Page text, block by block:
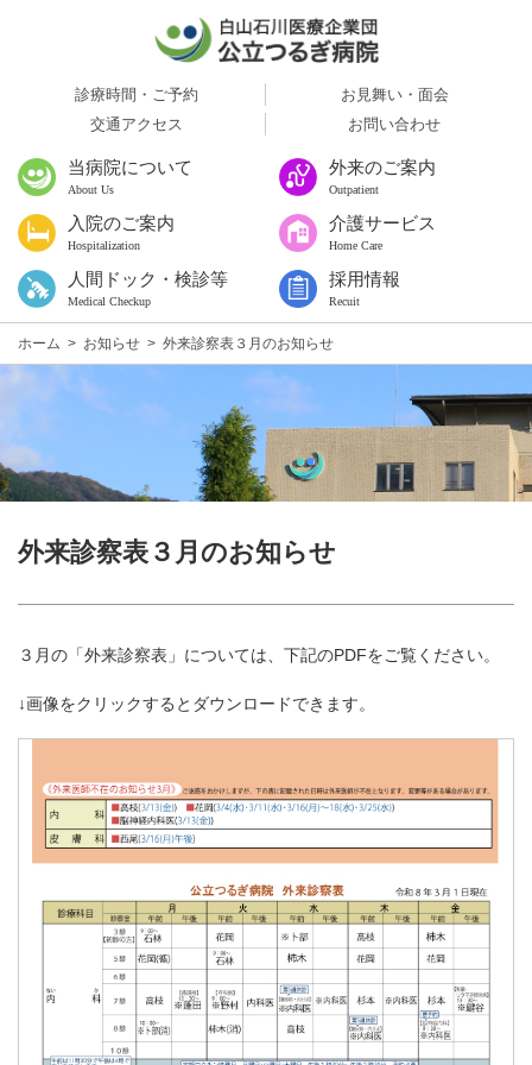
診療時間・ご予約
お見舞い・面会
交通アクセス
お問い合わせ
当病院について
About Us
外来のご案内
Outpatient
入院のご案内
Hospitalization
介護サービス
Home Care
人間ドック・検診等
Medical Checkup
採用情報
Recuit
ホーム > お知らせ > 外来診察表３月のお知らせ
外来診察表３月のお知らせ
３月の「外来診察表」については、下記のPDFをご覧ください。
↓画像をクリックするとダウンロードできます。